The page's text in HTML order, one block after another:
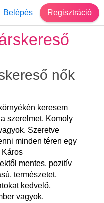
Belépés Regisztráció
nők
keresem
szerelmet. Komoly
Szeretve
minden téren egy
Káros
mentes, pozitív
természetet,
kedvelő,
vagyok.